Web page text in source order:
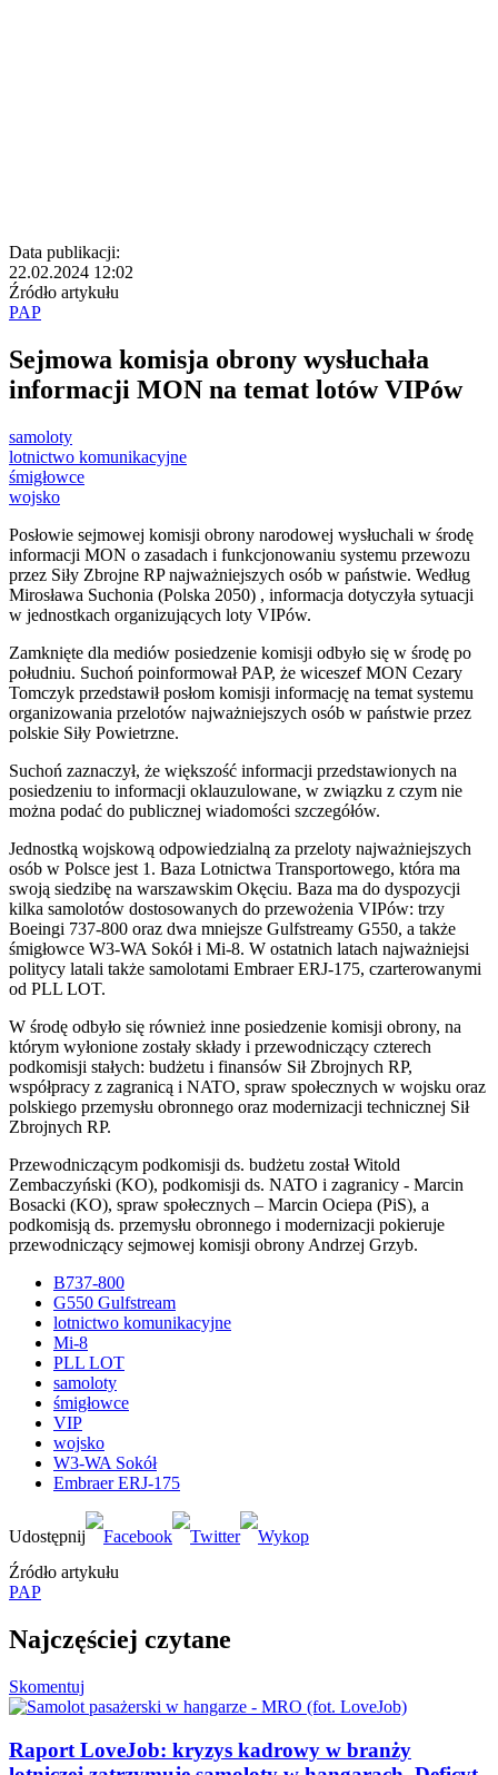
Data publikacji:
22.02.2024 12:02
Źródło artykułu
PAP
Sejmowa komisja obrony wysłuchała
informacji MON na temat lotów VIPów
samoloty
lotnictwo komunikacyjne
śmigłowce
wojsko
Posłowie sejmowej komisji obrony narodowej wysłuchali w środę
informacji MON o zasadach i funkcjonowaniu systemu przewozu
przez Siły Zbrojne RP najważniejszych osób w państwie. Według
Mirosława Suchonia (Polska 2050) , informacja dotyczyła sytuacji
w jednostkach organizujących loty VIPów.
Zamknięte dla mediów posiedzenie komisji odbyło się w środę po
południu. Suchoń poinformował PAP, że wiceszef MON Cezary
Tomczyk przedstawił posłom komisji informację na temat systemu
organizowania przelotów najważniejszych osób w państwie przez
polskie Siły Powietrzne.
Suchoń zaznaczył, że większość informacji przedstawionych na
posiedzeniu to informacji oklauzulowane, w związku z czym nie
można podać do publicznej wiadomości szczegółów.
Jednostką wojskową odpowiedzialną za przeloty najważniejszych
osób w Polsce jest 1. Baza Lotnictwa Transportowego, która ma
swoją siedzibę na warszawskim Okęciu. Baza ma do dyspozycji
kilka samolotów dostosowanych do przewożenia VIPów: trzy
Boeingi 737-800 oraz dwa mniejsze Gulfstreamy G550, a także
śmigłowce W3-WA Sokół i Mi-8. W ostatnich latach najważniejsi
politycy latali także samolotami Embraer ERJ-175, czarterowanymi
od PLL LOT.
W środę odbyło się również inne posiedzenie komisji obrony, na
którym wyłonione zostały składy i przewodniczący czterech
podkomisji stałych: budżetu i finansów Sił Zbrojnych RP,
współpracy z zagranicą i NATO, spraw społecznych w wojsku oraz
polskiego przemysłu obronnego oraz modernizacji technicznej Sił
Zbrojnych RP.
Przewodniczącym podkomisji ds. budżetu został Witold
Zembaczyński (KO), podkomisji ds. NATO i zagranicy - Marcin
Bosacki (KO), spraw społecznych – Marcin Ociepa (PiS), a
podkomisją ds. przemysłu obronnego i modernizacji pokieruje
przewodniczący sejmowej komisji obrony Andrzej Grzyb.
B737-800
G550 Gulfstream
lotnictwo komunikacyjne
Mi-8
PLL LOT
samoloty
śmigłowce
VIP
wojsko
W3-WA Sokół
Embraer ERJ-175
Źródło artykułu
PAP
Najczęściej czytane
Skomentuj
Raport LoveJob: kryzys kadrowy w branży